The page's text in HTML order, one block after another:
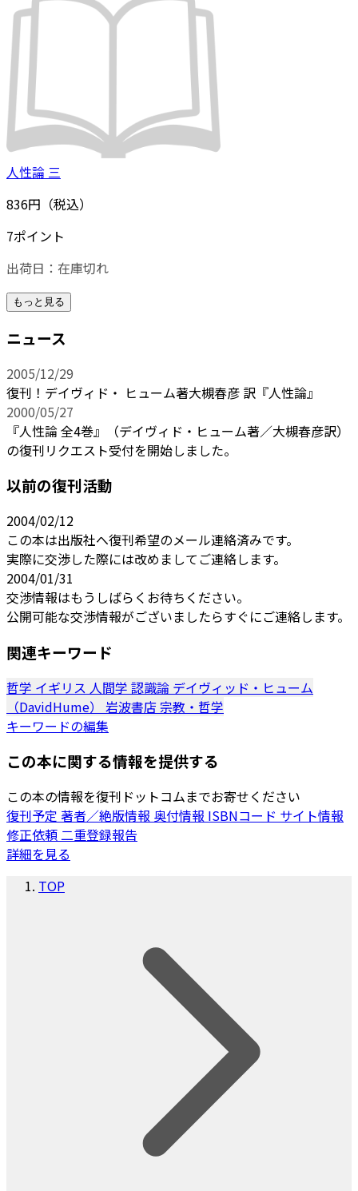
人性論 三
836円（税込）
7ポイント
出荷日： 在庫切れ
もっと見る
ニュース
2005/12/29
復刊！デイヴィド・ ヒューム著大槻春彦 訳『人性論』
2000/05/27
『人性論 全4巻』（デイヴィド・ヒューム著／大槻春彦訳）
の復刊リクエスト受付を開始しました。
以前の復刊活動
2004/02/12
この本は出版社へ復刊希望のメール連絡済みです。
実際に交渉した際には改めましてご連絡します。
2004/01/31
交渉情報はもうしばらくお待ちください。
公開可能な交渉情報がございましたらすぐにご連絡します。
関連キーワード
哲学 イギリス 人間学 認識論 デイヴィッド・ヒューム
（DavidHume） 岩波書店 宗教・哲学
キーワードの編集
この本に関する情報を提供する
この本の情報を復刊ドットコムまでお寄せください
復刊予定 著者／絶版情報 奥付情報 ISBNコード サイト情報
修正依頼二重登録報告
詳細を見る
TOP